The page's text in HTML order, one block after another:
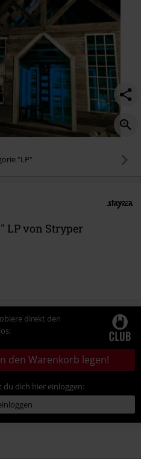
"LP"
LP von Stryper
direkt den
den Warenkorb legen!
dich hier einloggen: